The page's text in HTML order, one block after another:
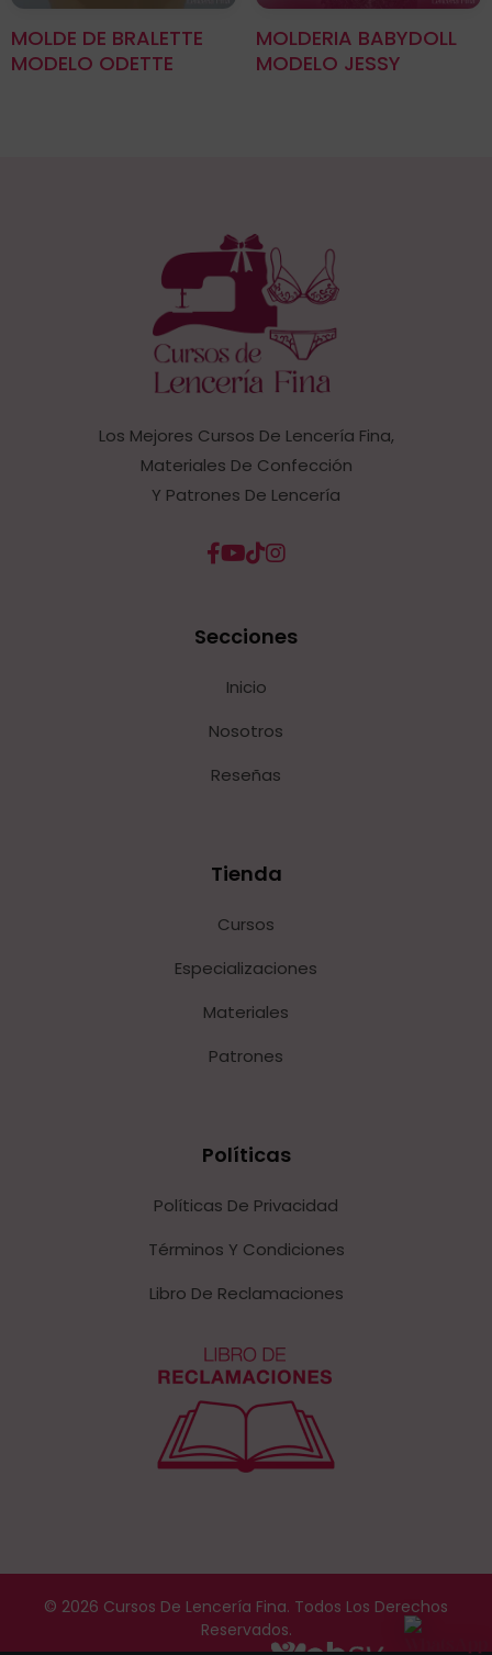
MOLDE DE BRALETTE
MODELO ODETTE
MOLDERIA BABYDOLL
MODELO JESSY
Los Mejores Cursos De Lencería Fina,
Materiales De Confección
Y Patrones De Lencería
Secciones
Inicio
Nosotros
Reseñas
Tienda
Cursos
Especializaciones
Materiales
Patrones
Políticas
Políticas De Privacidad
Términos Y Condiciones
Libro De Reclamaciones
© 2026 Cursos De Lencería Fina. Todos Los Derechos
Reservados.